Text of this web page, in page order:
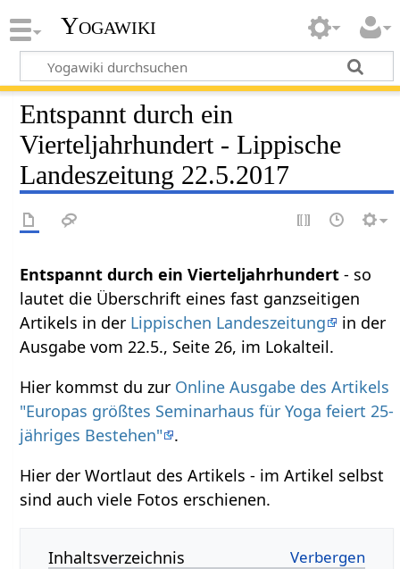
Yogawiki
Entspannt durch ein
Vierteljahrhundert - Lippische
Landeszeitung 22.5.2017
Entspannt durch ein Vierteljahrhundert - so
lautet die Überschrift eines fast ganzseitigen
Artikels in der Lippischen Landeszeitung
in der
Ausgabe vom 22.5., Seite 26, im Lokalteil.
Hier kommst du zur Online Ausgabe des Artikels
"Europas größtes Seminarhaus für Yoga feiert 25-
jähriges Bestehen" .
Hier der Wortlaut des Artikels - im Artikel selbst
sind auch viele Fotos erschienen.
Inhaltsverzeichnis